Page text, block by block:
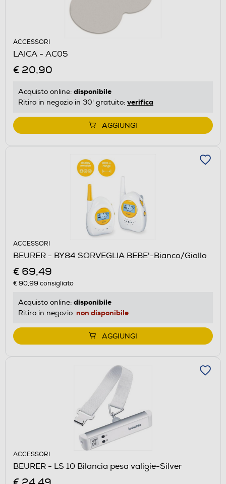
ACCESSORI
LAICA - AC05
€ 20,90
Acquisto online: disponibile
Ritiro in negozio in 30' gratuito: verifica
AGGIUNGI
ACCESSORI
BEURER - BY84 SORVEGLIA BEBE'-Bianco/Giallo
€ 69,49
€ 90,99 consigliato
Acquisto online: disponibile
Ritiro in negozio: non disponibile
AGGIUNGI
ACCESSORI
BEURER - LS 10 Bilancia pesa valigie-Silver